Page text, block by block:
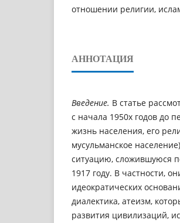
отношении религии,
АННОТАЦИЯ
Введение. В статье
с начала 1950х годов до
жизнь населения, его
мусульманское
ситуацию, сложившуюся
1917 году. В частности,
идеократических
диалектика, атеизм,
развития цивилизаций,